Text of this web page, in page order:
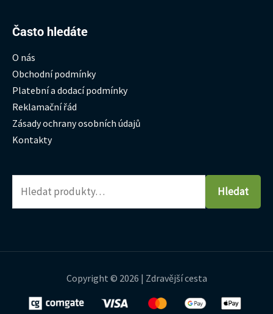
Často hledáte
O nás
Obchodní podmínky
Platební a dodací podmínky
Reklamační řád
Zásady ochrany osobních údajů
Kontakty
Hledat:
Hledat
Copyright © 2026 | Zdravější cesta